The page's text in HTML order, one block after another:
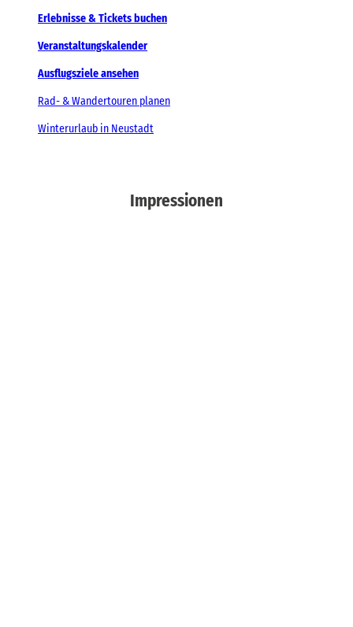
Erlebnisse & Tickets buchen
Veranstaltungskalender
Ausflugsziele ansehen
Rad- & Wandertouren planen
Winterurlaub in Neustadt
Impressionen